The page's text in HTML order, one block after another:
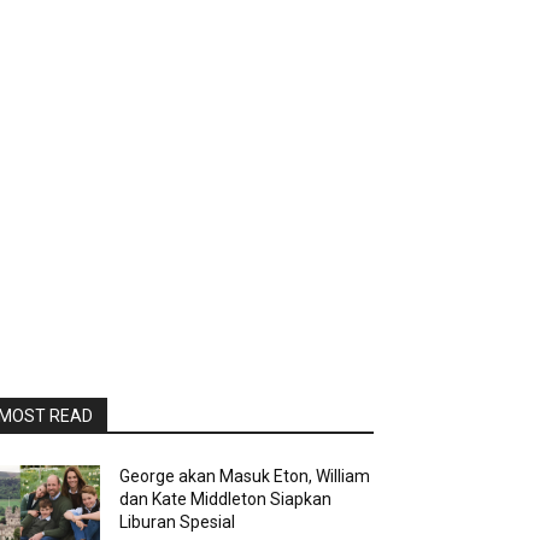
READ
George akan Masuk Eton, William
dan Kate Middleton Siapkan
Liburan Spesial